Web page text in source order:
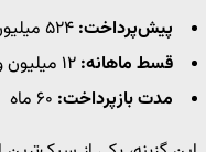
پیش‌پرداخت:
قسط ماهانه:
مدت بازپرداخت: